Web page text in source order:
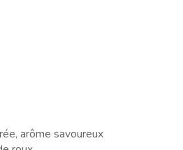
arôme savoureux